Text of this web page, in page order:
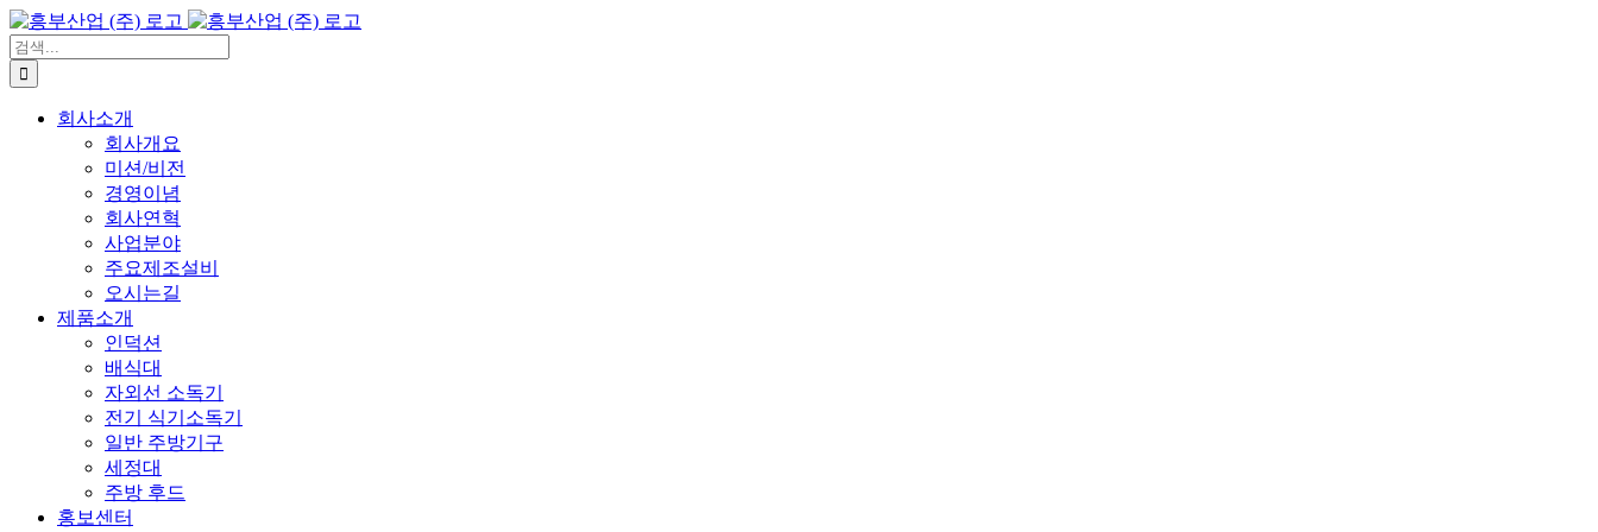
콘
텐
츠
로
검
색:
회사소개
회사개요
미션/비전
경영이념
회사연혁
사업분야
주요제조설비
오시는길
제품소개
인덕션
배식대
자외선 소독기
전기 식기소독기
일반 주방기구
세정대
주방 후드
홍보센터